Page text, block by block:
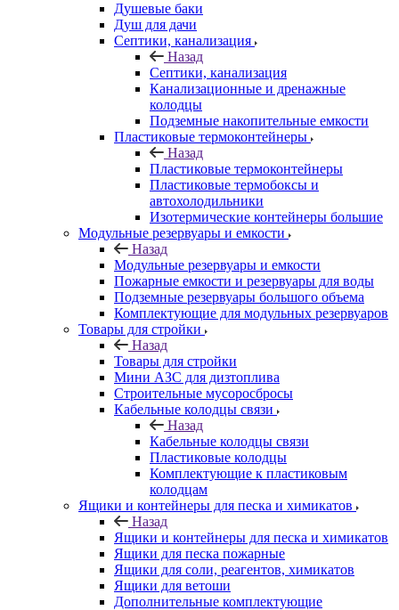
Душевые баки
Душ для дачи
Септики, канализация
Назад
Септики, канализация
Канализационные и дренажные
колодцы
Подземные накопительные емкости
Пластиковые термоконтейнеры
Назад
Пластиковые термоконтейнеры
Пластиковые термобоксы и
автохолодильники
Изотермические контейнеры большие
Модульные резервуары и емкости
Назад
Модульные резервуары и емкости
Пожарные емкости и резервуары для воды
Подземные резервуары большого объема
Комплектующие для модульных резервуаров
Товары для стройки
Назад
Товары для стройки
Мини АЗС для дизтоплива
Строительные мусоросбросы
Кабельные колодцы связи
Назад
Кабельные колодцы связи
Пластиковые колодцы
Комплектующие к пластиковым
колодцам
Ящики и контейнеры для песка и химикатов
Назад
Ящики и контейнеры для песка и химикатов
Ящики для песка пожарные
Ящики для соли, реагентов, химикатов
Ящики для ветоши
Дополнительные комплектующие